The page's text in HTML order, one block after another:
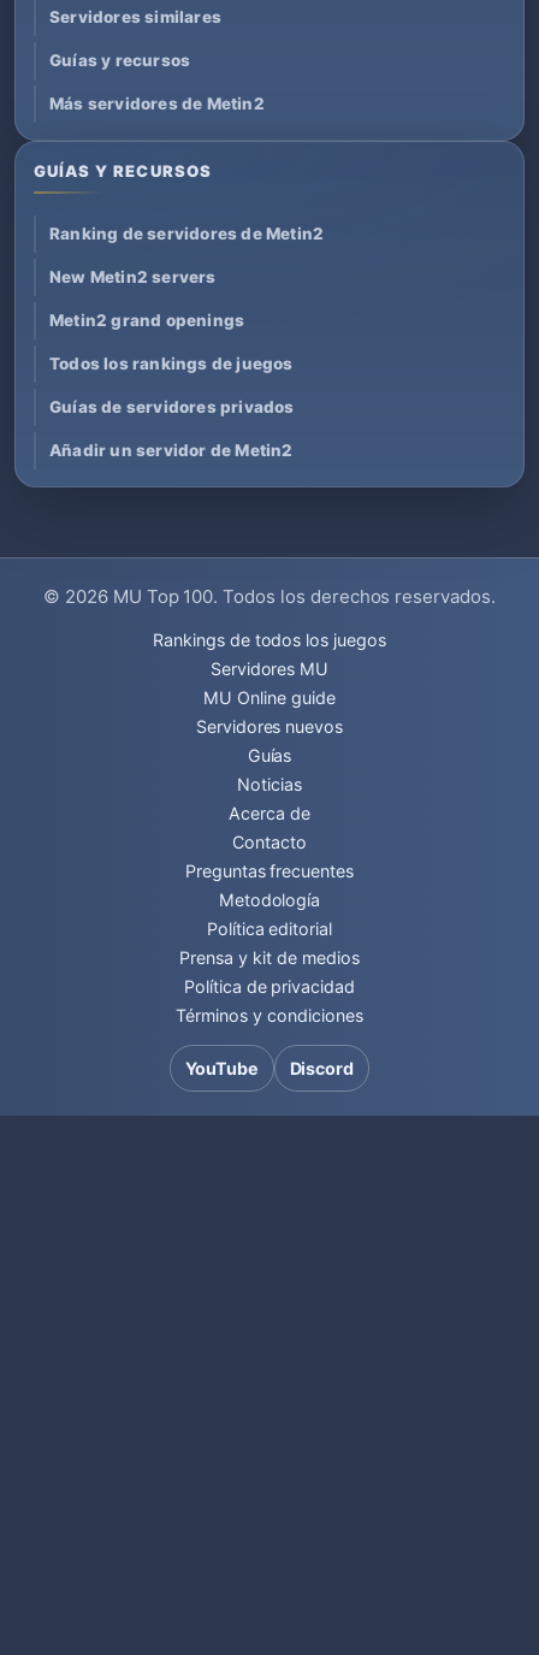
Servidores similares
Guías y recursos
Más servidores de Metin2
GUÍAS Y RECURSOS
Ranking de servidores de Metin2
New Metin2 servers
Metin2 grand openings
Todos los rankings de juegos
Guías de servidores privados
Añadir un servidor de Metin2
© 2026 MU Top 100. Todos los derechos reservados.
Rankings de todos los juegos
Servidores MU
MU Online guide
Servidores nuevos
Guías
Noticias
Acerca de
Contacto
Preguntas frecuentes
Metodología
Política editorial
Prensa y kit de medios
Política de privacidad
Términos y condiciones
YouTube Discord